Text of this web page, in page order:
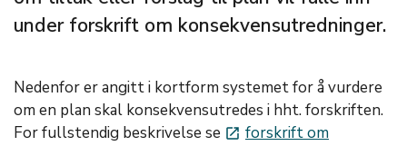
under forskrift om konsekvensutredninger.
Nedenfor er angitt i kortform systemet for å vurdere
om en plan skal konsekvensutredes i hht. forskriften.
For fullstendig beskrivelse se launch forskrift om